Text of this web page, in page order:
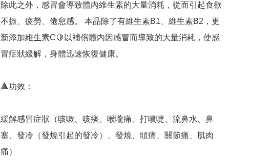
除此之外，感冒會導致體內維生素的大量消耗，從而引起食欲
不振、疲勞、倦怠感。 本品除了有維生素B1、維生素B2，更
新添加維生素C🍋以補償體內因感冒而導致的大量消耗，使感
冒症狀緩解，身體迅速恢復健康。
🔺️功效：
緩解感冒症狀（咳嗽、咳痰、喉嚨痛、打噴嚏、流鼻水、鼻
塞、發冷（發燒引起的發冷）、發燒、頭痛、關節痛、肌肉
痛）